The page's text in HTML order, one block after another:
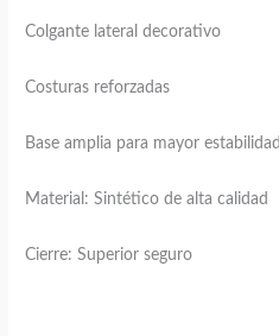
Colgante lateral decorativo
Costuras reforzadas
Base amplia para mayor estabilidad
Material: Sintético de alta calidad
Cierre: Superior seguro